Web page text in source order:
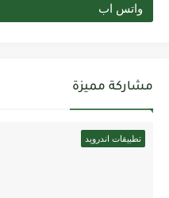
واتس اب
مشاركة مميزة
تطبيقات اندرويد